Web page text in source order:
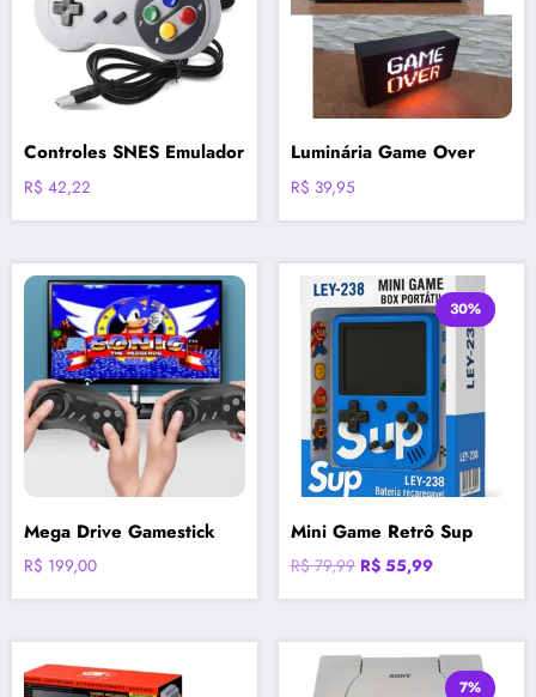
Controles SNES Emulador
R$ 42,22
Luminária Game Over
R$ 39,95
Mega Drive Gamestick
R$ 199,00
30%
Mini Game Retrô Sup
R$79,99 O
era:
R$ 79,99.
R$55,99O
é:
R$ 55,99.
7%